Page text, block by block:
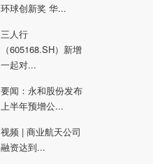
环球创新奖 华...
三人行
（605168.SH）新增
一起对...
要闻：永和股份发布
上半年预增公...
视频 | 商业航天公司
融资达到...